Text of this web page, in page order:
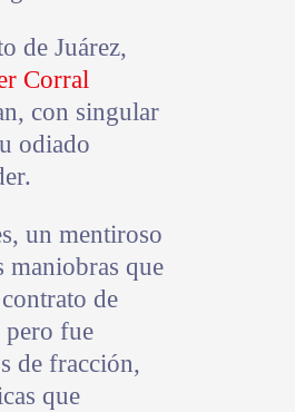
de Juárez,
Corral
con singular
odiado
un mentiroso
maniobras que
de
pero fue
de fracción,
que